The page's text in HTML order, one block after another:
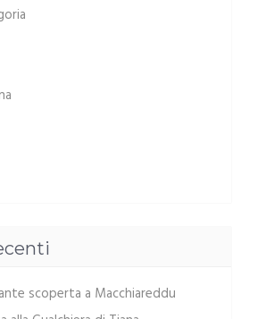
scoperta a Macchiareddu